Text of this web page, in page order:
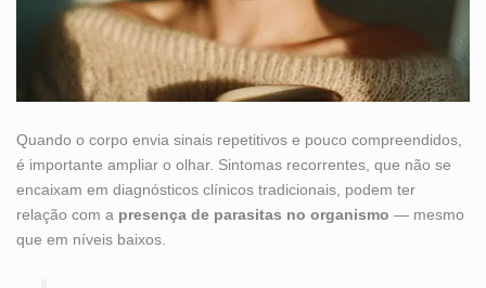
Quando o corpo envia sinais repetitivos e pouco compreendidos,
é importante ampliar o olhar. Sintomas recorrentes, que não se
encaixam em diagnósticos clínicos tradicionais, podem ter
relação com a presença de parasitas no organismo — mesmo
que em níveis baixos.